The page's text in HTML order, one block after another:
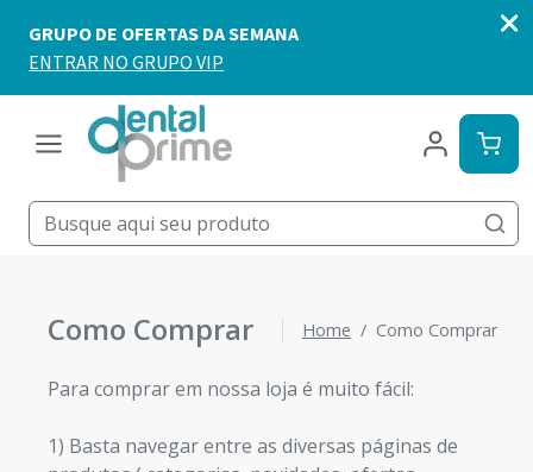
Como Comprar Home Como Comprar
Para comprar em nossa loja é muito fácil:
1) Basta navegar entre as diversas páginas de